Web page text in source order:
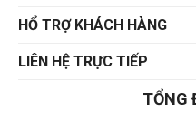
HỔ TRỢ KHÁCH HÀNG
LIÊN HỆ TRỰC TIẾP
TỔNG